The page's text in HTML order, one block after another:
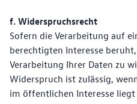
f. Widerspruchsrecht
Sofern die Verarbeitung auf
berechtigten Interesse
Verarbeitung Ihrer Daten zu
Widerspruch ist zulässig,
im öffentlichen Interesse